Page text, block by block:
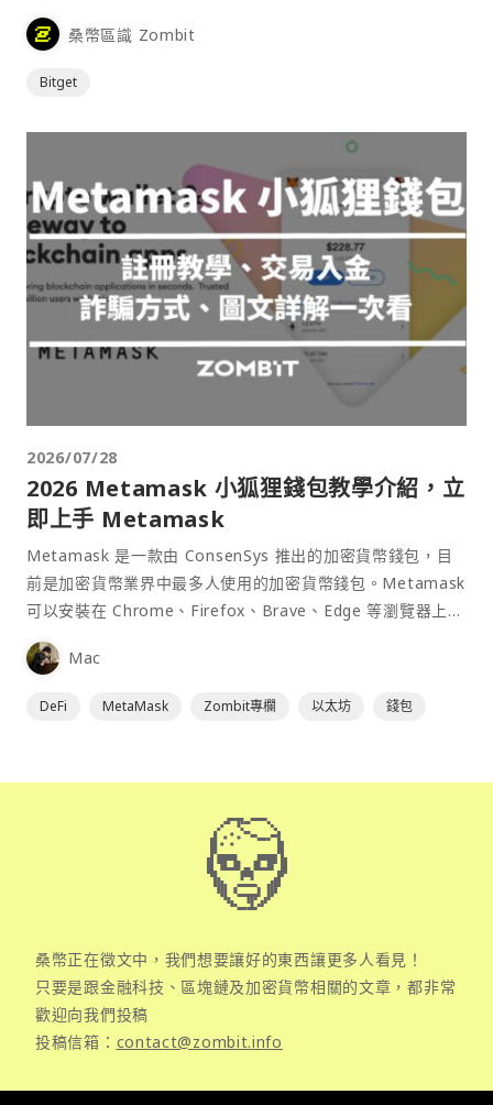
桑幣區識 Zombit
Bitget
2026/07/28
2026 Metamask 小狐狸錢包教學介紹，立
即上手 Metamask
Metamask 是一款由 ConsenSys 推出的加密貨幣錢包，目
前是加密貨幣業界中最多人使用的加密貨幣錢包。Metamask
可以安裝在 Chrome、Firefox、Brave、Edge 等瀏覽器上作
為插件使用，具備許多功能且使用上非常方便。
Mac
DeFi MetaMask Zombit專欄 以太坊 錢包
桑幣正在徵文中，我們想要讓好的東西讓更多人看見！
只要是跟金融科技、區塊鏈及加密貨幣相關的文章，都非常
歡迎向我們投稿
投稿信箱： contact@zombit.info